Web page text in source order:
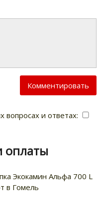
Комментировать
вопросах и ответах:
оплаты
Экокамин Альфа 700 L
в Гомель